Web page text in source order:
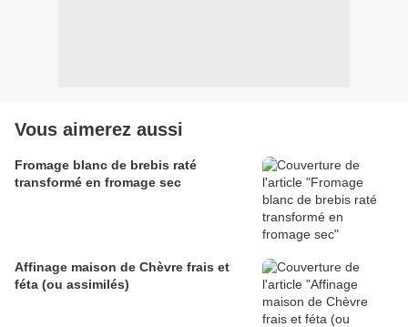
Vous aimerez aussi
Fromage blanc de brebis raté
transformé en fromage sec
Affinage maison de Chèvre frais et
féta (ou assimilés)